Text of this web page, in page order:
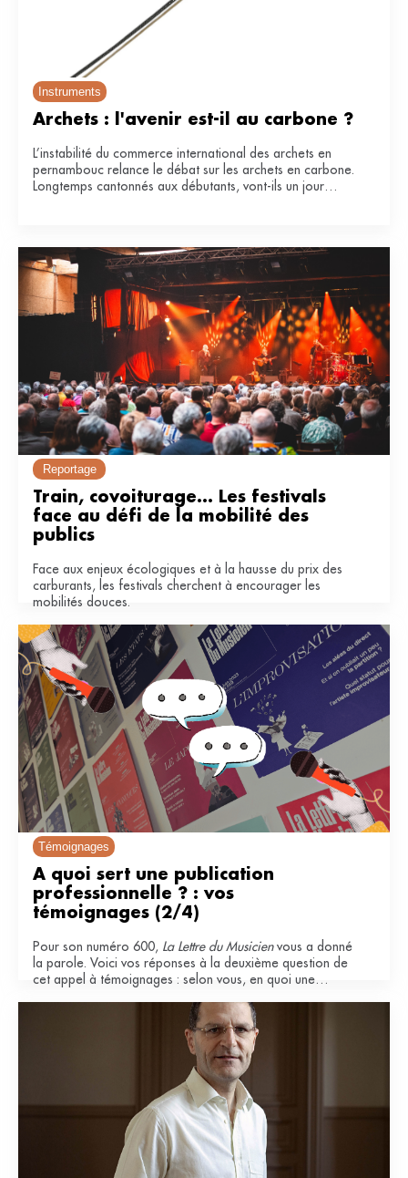
Instruments
Archets : l'avenir est-il au carbone ?
L’instabilité du commerce international des archets en
pernambouc relance le débat sur les archets en carbone.
Longtemps cantonnés aux débutants, vont-ils un jour
Reportage
Train, covoiturage... Les festivals
face au défi de la mobilité des
publics
Face aux enjeux écologiques et à la hausse du prix des
carburants, les festivals cherchent à encourager les
mobilités douces.
Témoignages
À quoi sert une publication
professionnelle ? : vos
témoignages (2/4)
Pour son numéro 600, La Lettre du Musicienvous a donné
la parole. Voici vos réponses à la deuxième question de
cet appel à témoignages : selon vous, en quoi une